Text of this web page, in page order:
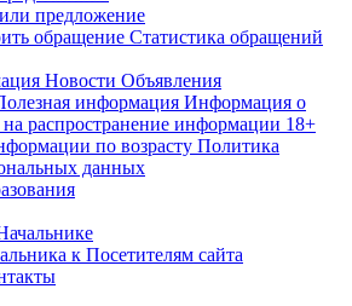
предложение
обращение Статистика обращений
Новости Объявления
информация Информация о
распространение информации 18+
по возрасту Политика
данных
к Посетителям сайта